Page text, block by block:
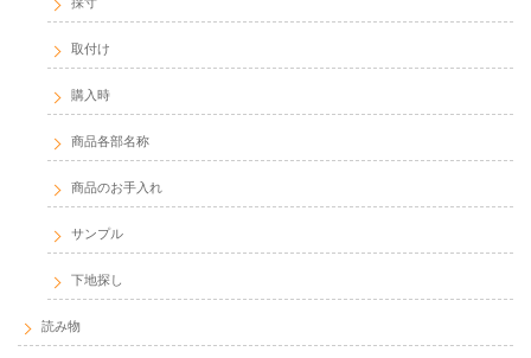
採寸
取付け
購入時
商品各部名称
商品のお手入れ
サンプル
下地探し
読み物